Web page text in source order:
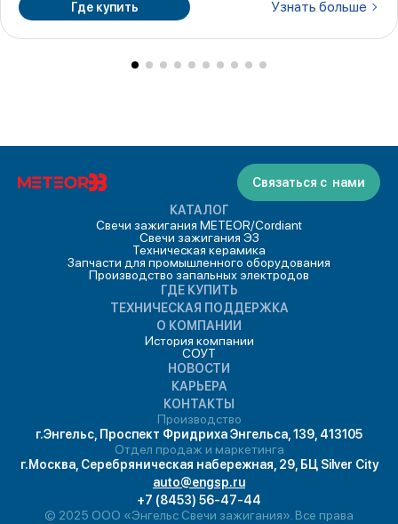
Где купить
Узнать больше
Связаться с нами
КАТАЛОГ
Свечи зажигания METEOR/Cordiant
Свечи зажигания ЭЗ
Техническая керамика
Запчасти для промышленного оборудования
Производство запальных электродов
ГДЕ КУПИТЬ
ТЕХНИЧЕСКАЯ ПОДДЕРЖКА
О КОМПАНИИ
История компании
СОУТ
НОВОСТИ
КАРЬЕРА
КОНТАКТЫ
Производство
г.Энгельс, Проспект Фридриха Энгельса, 139, 413105
Отдел продаж и маркетинга
г.Москва, Серебряническая набережная, 29, БЦ Silver City
auto@engsp.ru
+7 (8453) 56-47-44
© 2025 ООО «Энгельс Свечи зажигания». Все права